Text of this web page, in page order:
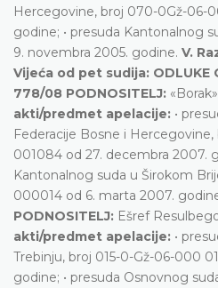
Hercegovine, broj 070-0Gž-06-
godine; • presuda Kantonalnog
9. novembra 2005. godine. V.
Vijeća od pet sudija: ODLUKE
778/08 PODNOSITELJ:
akti/predmet apelacije: •
Federacije Bosne i
001084 od 27. decembra 2007.
Kantonalnog suda u Širokom
000014 od 6. marta 2007.
PODNOSITELJ: Ešref
akti/predmet apelacije: •
Trebinju, broj 015-0-Gž-06-000
godine; • presuda Osnovnog